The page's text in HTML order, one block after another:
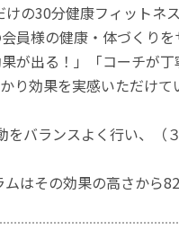
の30分健康フィットネス
員様の健康・体づくりを
が出る！」「コーチが
り効果を実感いただけて
をバランスよく行い、
はその効果の高さから